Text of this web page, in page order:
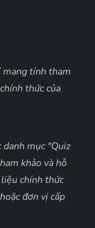
mang tính tham
thức của
danh mục "Quiz
khảo và hỗ
chính thức
đơn vị cấp